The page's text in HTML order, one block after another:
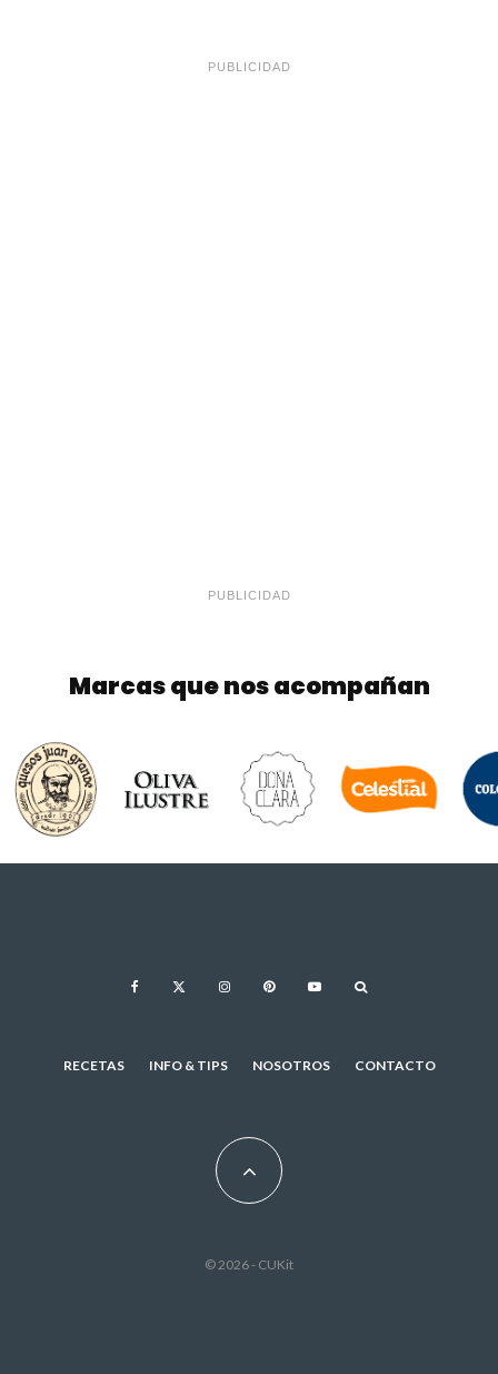
PUBLICIDAD
PUBLICIDAD
Marcas que nos acompañan
RECETAS INFO & TIPS NOSOTROS CONTACTO
© 2026 - CUKit